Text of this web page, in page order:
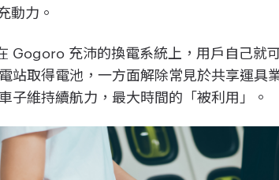
動力。
Gogoro 充沛的換電系統上，用戶自己就
站取得電池，一方面解除常見於共享運具
子維持續航力，最大時間的「被利用」。